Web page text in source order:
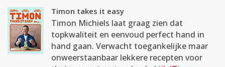
Timon takes it easy
Timon Michiels laat graag zien dat
topkwaliteit en eenvoud perfect hand in
hand gaan. Verwacht toegankelijke maar
onweerstaanbaar lekkere recepten voor